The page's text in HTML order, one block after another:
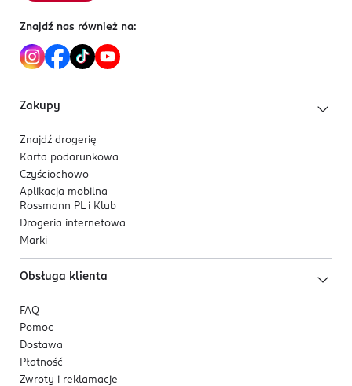
Znajdź nas również na:
Zakupy
Znajdź drogerię
Karta podarunkowa
Czyściochowo
Aplikacja mobilna
Rossmann PL i Klub
Drogeria internetowa
Marki
Obsługa klienta
FAQ
Pomoc
Dostawa
Płatność
Zwroty i reklamacje